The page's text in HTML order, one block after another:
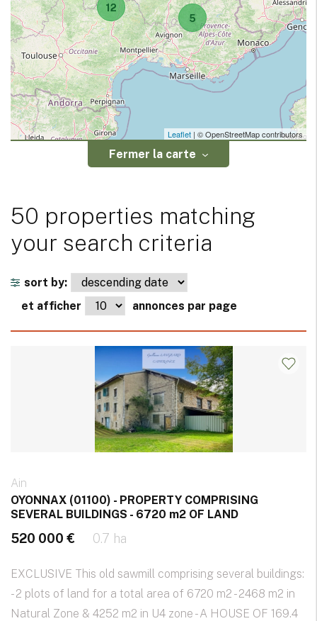
12
5
Leaflet | © OpenStreetMap contributors
Fermer la carte
50 properties matching
your search criteria
sort by:
et afficher
annonces par page
Ain
OYONNAX (01100) - PROPERTY COMPRISING
SEVERAL BUILDINGS - 6720 m2 OF LAND
520 000 € 0.7 ha
EXCLUSIVE This old sawmill comprising several buildings:
- 2 plots of land for a total area of 6720 m2 - 2468 m2 in
Natural Zone & 4252 m2 in U4 zone - A HOUSE OF 169.4